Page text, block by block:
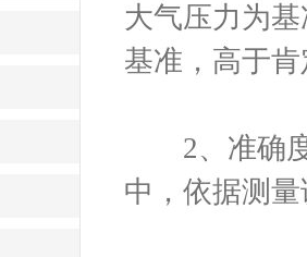
大气压力为
基准，高于
2、准确度
中，依据测